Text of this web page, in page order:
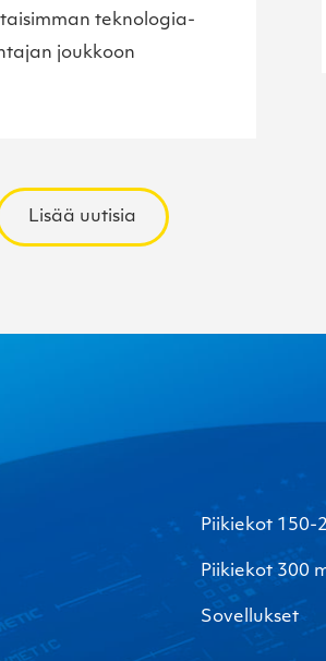
teknologia-
joukkoon
Lisää uutisia
Piikiekot 150-
Piikiekot 300
Sovellukset